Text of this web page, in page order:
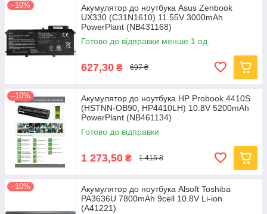
–10%
Акумулятор до ноутбука Asus Zenbook
UX330 (C31N1610) 11.55V 3000mAh
PowerPlant (NB431168)
Готово до відправки менше 1 од.
627,30 ₴ 697 ₴
–10%
Акумулятор до ноутбука HP Probook 4410S
(HSTNN-OB90, HP4410LH) 10.8V 5200mAh
PowerPlant (NB461134)
Готово до відправки
1 273,50 ₴ 1 415 ₴
–10%
Акумулятор до ноутбука Alsoft Toshiba
PA3636U 7800mAh 9cell 10.8V Li-ion
(A41221)